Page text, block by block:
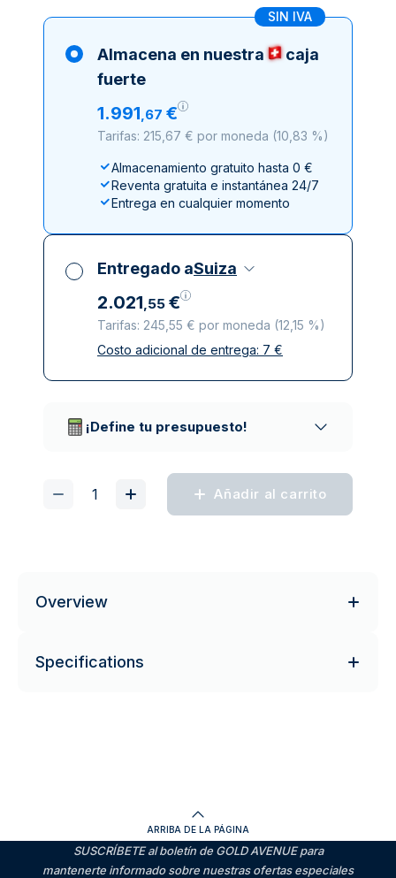
SIN IVA
Almacena en nuestra
caja
fuerte
1.991,67 €
Tarifas: 215,67 € por moneda (10,83 %)
Almacenamiento gratuito hasta 0 €
Reventa gratuita e instantánea 24/7
Entrega en cualquier momento
Entregado aSuiza
2.021,55 €
Tarifas: 245,55 € por moneda (12,15 %)
Impuestos incluidos
Costo adicional de entrega: 7 €
¡Define tu presupuesto!
Añadir al carrito
Overview
Specifications
ARRIBA DE LA PÁGINA
SUSCRÍBETE al boletín de GOLD AVENUE para
mantenerte informado sobre nuestras ofertas especiales